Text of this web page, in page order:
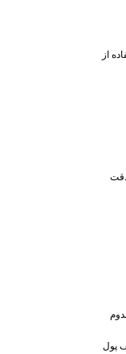
از
دقت
پول